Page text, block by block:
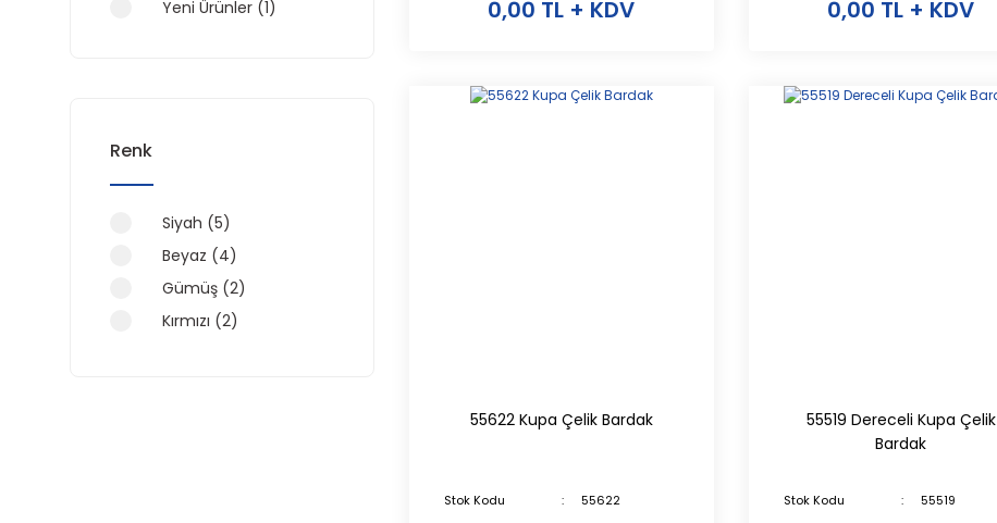
Yeni Ürünler (1)
Renk
Siyah (5)
Beyaz (4)
Gümüş (2)
Kırmızı (2)
0,00 TL + KDV 0,00 TL + KDV
55622 Kupa Çelik Bardak
Stok Kodu 55622
55519 Dereceli Kupa Çelik
Bardak
Stok Kodu 55519